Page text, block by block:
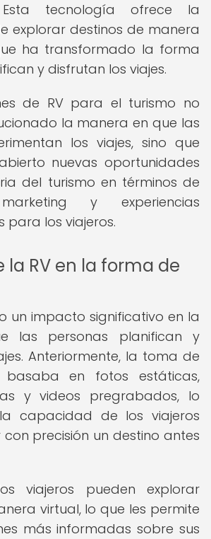
Esta tecnología ofrece la
explorar destinos de manera
ha transformado la forma
y disfrutan los viajes.
de RV para el turismo no
la manera en que las
los viajes, sino que
nuevas oportunidades
del turismo en términos de
y experiencias
para los viajeros.
la RV en la forma de
un impacto significativo en la
las personas planifican y
Anteriormente, la toma de
basaba en fotos estáticas,
y videos pregrabados, lo
capacidad de los viajeros
precisión un destino antes
viajeros pueden explorar
virtual, lo que les permite
más informadas sobre sus